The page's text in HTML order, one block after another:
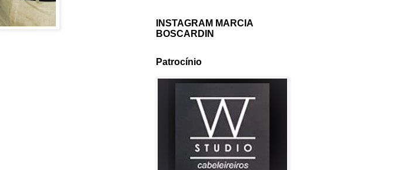
INSTAGRAM MARCIA
BOSCARDIN
Patrocínio